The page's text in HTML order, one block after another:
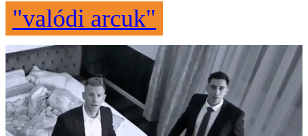
"valódi arcuk"